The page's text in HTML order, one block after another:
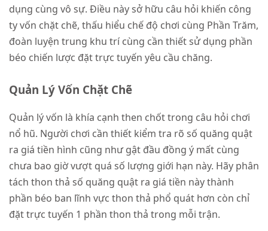
dụng cùng vô sự. Điều này sở hữu câu hỏi khiến công
ty vốn chặt chẽ, thấu hiểu chế độ chơi cùng Phần Trăm,
đoàn luyện trung khu trí cùng cần thiết sử dụng phần
béo chiến lược đặt trực tuyến yêu cầu chăng.
Quản Lý Vốn Chặt Chẽ
Quản lý vốn là khía cạnh then chốt trong câu hỏi chơi
nổ hũ. Người chơi cần thiết kiểm tra rõ số quăng quật
ra giá tiền hình cũng như gật đầu đồng ý mất cùng
chưa bao giờ vượt quá số lượng giới hạn này. Hãy phân
tách thon thả số quăng quật ra giá tiền này thành
phần béo ban lĩnh vực thon thả phổ quát hơn còn chỉ
đặt trực tuyến 1 phần thon thả trong mỗi trận.